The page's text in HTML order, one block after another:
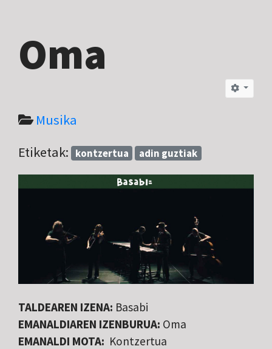
Oma
Musika
Etiketak: kontzertua adin guztiak
TALDEAREN IZENA: Basabi
EMANALDIAREN IZENBURUA: Oma
EMANALDI MOTA: Kontzertua